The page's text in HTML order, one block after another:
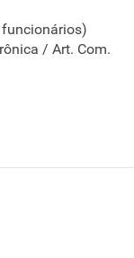
funcionários)
/ Art. Com.